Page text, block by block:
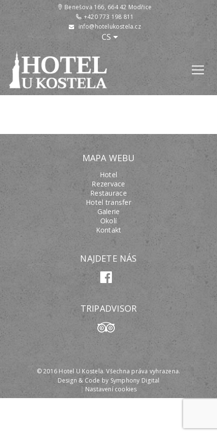
Benešova 166, 664 42 Modřice
+420 773 198 811
info@hotelukostela.cz
:CS
MAPA WEBU
Hotel
Rezervace
Restaurace
Hotel transfer
Galerie
Okolí
Kontakt
NAJDETE NÁS
TRIPADVISOR
© 2016 Hotel U Kostela. Všechna práva vyhrazena.
Design & Code by Symphony Digital
| Nastavení cookies